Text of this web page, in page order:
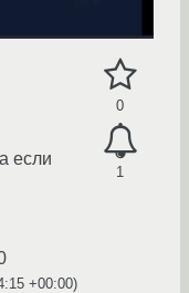
0
1
если
+00:00)